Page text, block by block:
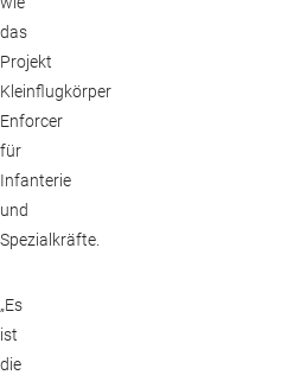
das
Projekt
Kleinflugkörper
Enforcer
für
Infanterie
und
Spezialkräfte.
„Es
ist
die